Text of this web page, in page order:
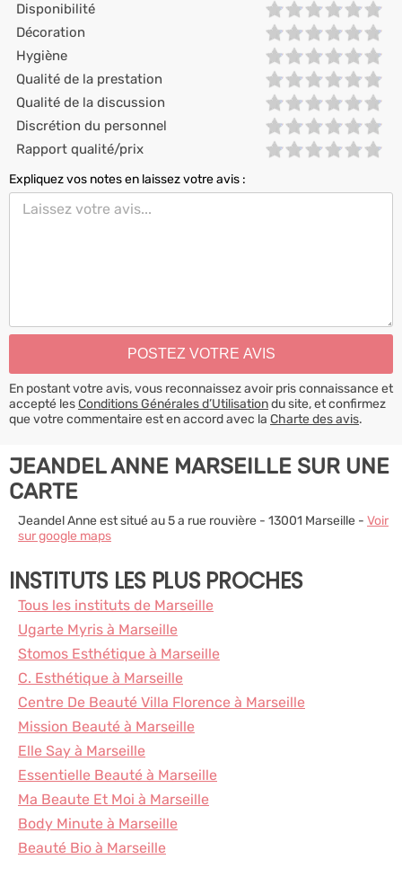
Disponibilité
Décoration
Hygiène
Qualité de la prestation
Qualité de la discussion
Discrétion du personnel
Rapport qualité/prix
Expliquez vos notes en laissez votre avis :
En postant votre avis, vous reconnaissez avoir pris connaissance et
accepté lesConditions Générales d’Utilisationdu site, et confirmez
que votre commentaire est en accord avec la Charte des avis.
JEANDEL ANNE MARSEILLE SUR UNE
CARTE
Jeandel Anne est situé au 5 a rue rouvière - 13001 Marseille - Voir
sur google maps
INSTITUTS LES PLUS PROCHES
Tous les instituts de Marseille
Ugarte Myris à Marseille
Stomos Esthétique à Marseille
C. Esthétique à Marseille
Centre De Beauté Villa Florence à Marseille
Mission Beauté à Marseille
Elle Say à Marseille
Essentielle Beauté à Marseille
Ma Beaute Et Moi à Marseille
Body Minute à Marseille
Beauté Bio à Marseille